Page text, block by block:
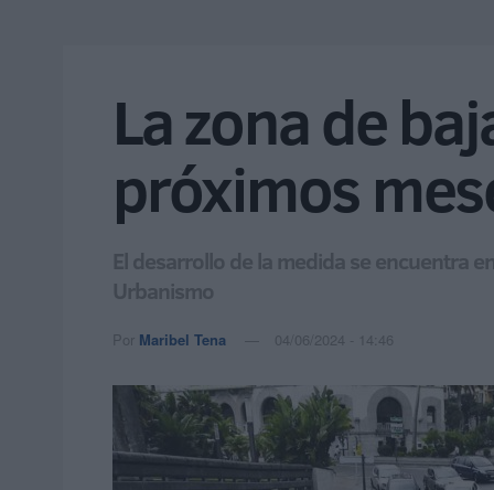
La zona de
próximos
El desarrollo de la medida se encuentra
Urbanismo
Por Maribel Tena 04/06/2024 - 14:46